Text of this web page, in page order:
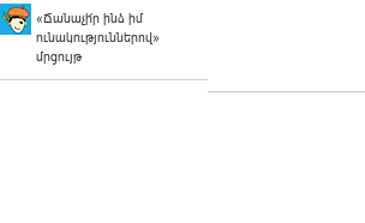
«Ճանաչի՛ր ինձ իմ
ունակություններով»
մրցույթ